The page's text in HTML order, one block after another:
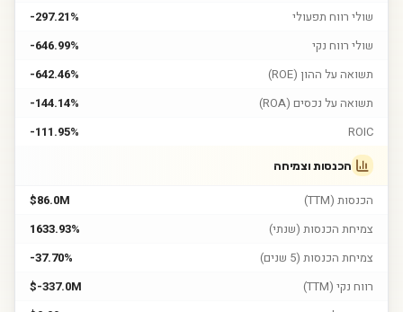
שולי רווח תפעולי
-297.21%
שולי רווח נקי
-646.99%
תשואה על ההון (ROE)
-642.46%
תשואה על נכסים (ROA)
-144.14%
ROIC
-111.95%
הכנסות וצמיחה
הכנסות (TTM)
$86.0M
צמיחת הכנסות (שנתי)
1633.93%
צמיחת הכנסות (5 שנים)
-37.70%
רווח נקי (TTM)
$-337.0M